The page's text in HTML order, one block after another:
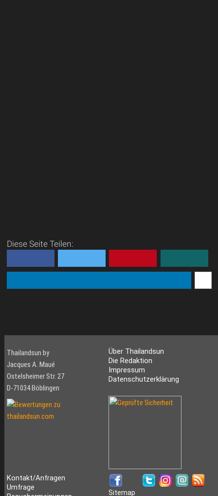
Diese Seite Teilen:
Thailandsun by
Jacques A. Maué
Ostelsheimer Str. 27
D-71034 Böblingen
Über Thailandsun
Die Redaktion
Impressum
Datenschutzerklärung
Kontakt/Anfragen
Umfrage
Sitemap